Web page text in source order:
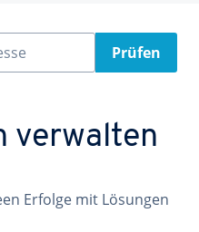
Prüfen
verwalten
Erfolge mit Lösungen